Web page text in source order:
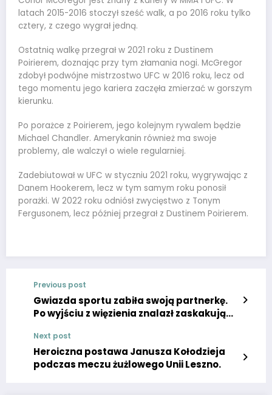
latach 2015-2016 stoczył sześć walk, a po 2016 roku tylko
cztery, z czego wygrał jedną.
Ostatnią walkę przegrał w 2021 roku z Dustinem
Poirierem, doznając przy tym złamania nogi. McGregor
zdobył podwójne mistrzostwo UFC w 2016 roku, lecz od
tego momentu jego kariera zaczęła zmierzać w gorszym
kierunku.
Po porażce z Poirierem, jego kolejnym rywalem będzie
Michael Chandler. Amerykanin również ma swoje
problemy, ale walczył o wiele regularniej.
Zadebiutował w UFC w styczniu 2021 roku, wygrywając z
Danem Hookerem, lecz w tym samym roku ponosił
porażki. W 2022 roku odniósł zwycięstwo z Tonym
Fergusonem, lecz później przegrał z Dustinem Poirierem.
Previous post
Gwiazda sportu zabiła swoją partnerkę.
Po wyjściu z więzienia znalazł zaskakujący
Next post
Heroiczna postawa Janusza Kołodzieja
podczas meczu żużlowego Unii Leszno.